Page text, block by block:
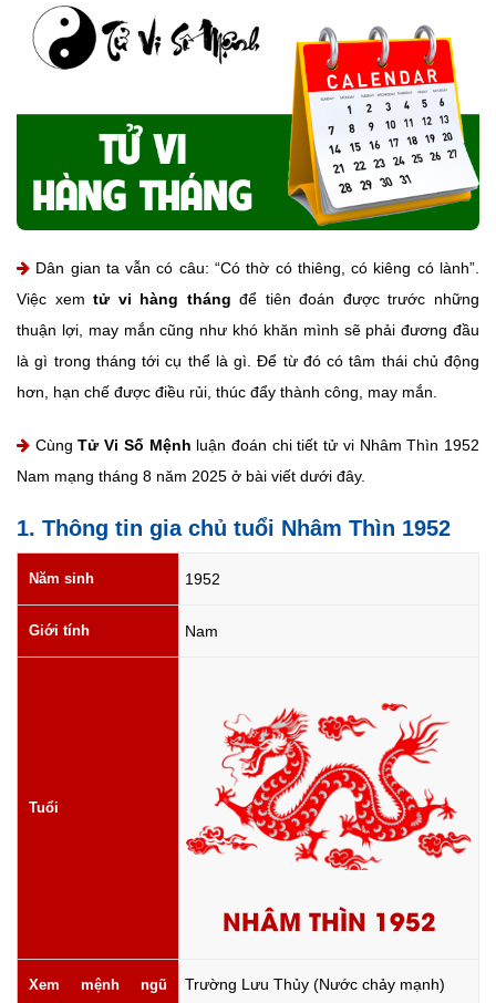
Dân gian ta vẫn có câu: “Có thờ có thiêng, có kiêng có lành”.
Việc xemtử vi hàng tháng để tiên đoán được trước những
thuận lợi, may mắn cũng như khó khăn mình sẽ phải đương đầu
là gì trong tháng tới cụ thể là gì. Để từ đó có tâm thái chủ động
hơn, hạn chế được điều rủi, thúc đẩy thành công, may mắn.
CùngTử Vi Số Mệnh luận đoán chi tiết tử vi Nhâm Thìn 1952
Nam mạng tháng 8 năm 2025 ở bài viết dưới đây.
1. Thông tin gia chủ tuổi Nhâm Thìn 1952
Năm sinh 1952
Giới tính Nam
Tuổi
NHÂM THÌN 1952
Xem mệnh ngũ
Trường Lưu Thủy (Nước chảy mạnh)